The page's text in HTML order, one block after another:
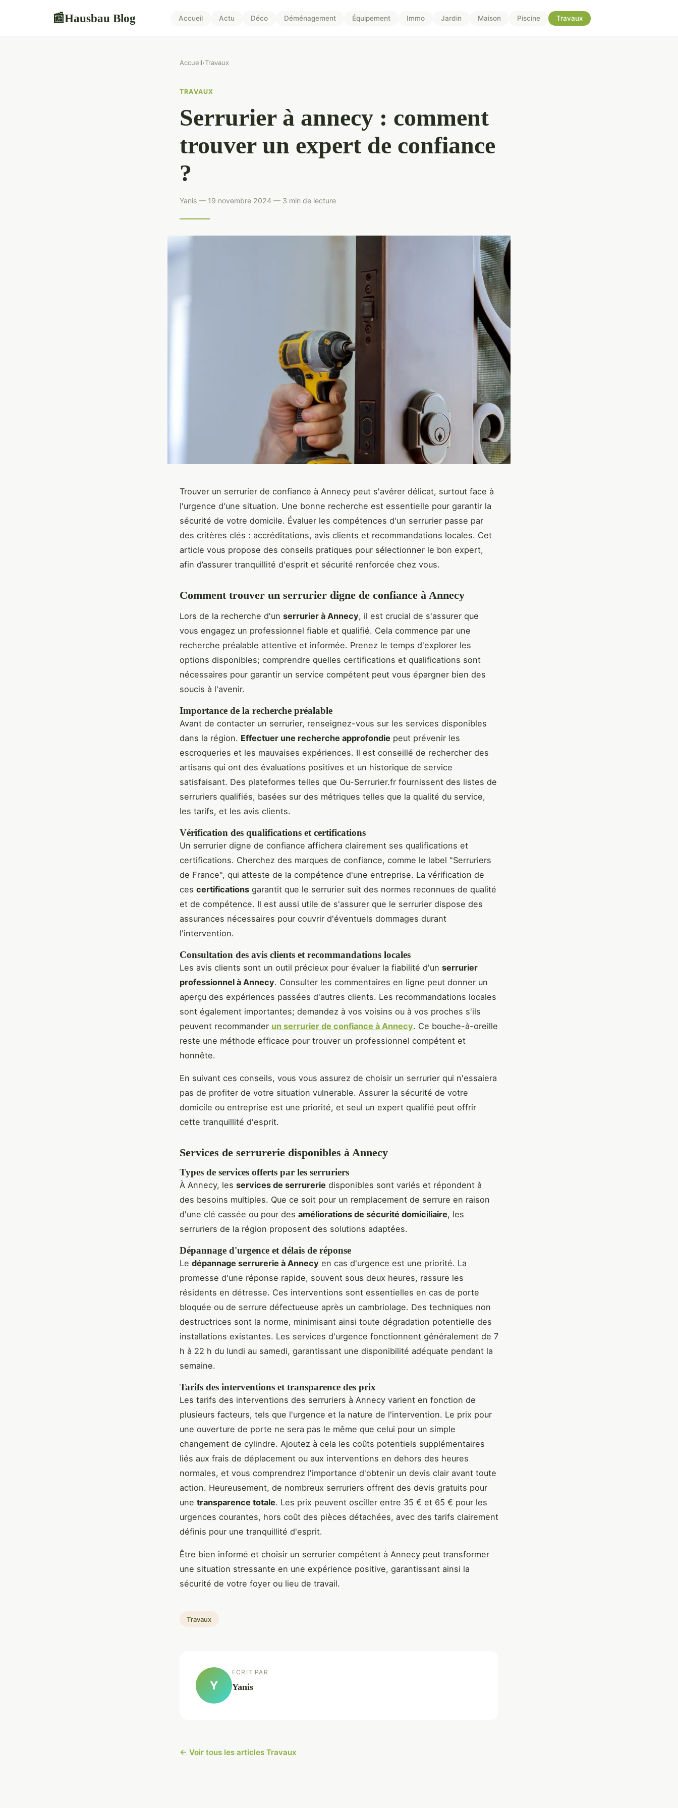
📰Hausbau Blog Accueil Actu Déco Déménagement Équipement Immo Jardin Maison Piscine Travaux
Accueil›Travaux
TRAVAUX
Serrurier à annecy : comment
trouver un expert de confiance
?
Yanis — 19 novembre 2024 — 3 min de lecture
Trouver un serrurier de confiance à Annecy peut s'avérer délicat, surtout face à
l'urgence d'une situation. Une bonne recherche est essentielle pour garantir la
sécurité de votre domicile. Évaluer les compétences d'un serrurier passe par
des critères clés : accréditations, avis clients et recommandations locales. Cet
article vous propose des conseils pratiques pour sélectionner le bon expert,
afin d’assurer tranquillité d'esprit et sécurité renforcée chez vous.
Comment trouver un serrurier digne de confiance à Annecy
Lors de la recherche d'un serrurier à Annecy, il est crucial de s'assurer que
vous engagez un professionnel fiable et qualifié. Cela commence par une
recherche préalable attentive et informée. Prenez le temps d'explorer les
options disponibles; comprendre quelles certifications et qualifications sont
nécessaires pour garantir un service compétent peut vous épargner bien des
soucis à l'avenir.
Importance de la recherche préalable
Avant de contacter un serrurier, renseignez-vous sur les services disponibles
dans la région. Effectuer une recherche approfondie peut prévenir les
escroqueries et les mauvaises expériences. Il est conseillé de rechercher des
artisans qui ont des évaluations positives et un historique de service
satisfaisant. Des plateformes telles que Ou-Serrurier.fr fournissent des listes de
serruriers qualifiés, basées sur des métriques telles que la qualité du service,
les tarifs, et les avis clients.
Vérification des qualifications et certifications
Un serrurier digne de confiance affichera clairement ses qualifications et
certifications. Cherchez des marques de confiance, comme le label "Serruriers
de France", qui atteste de la compétence d'une entreprise. La vérification de
ces certifications garantit que le serrurier suit des normes reconnues de qualité
et de compétence. Il est aussi utile de s'assurer que le serrurier dispose des
assurances nécessaires pour couvrir d'éventuels dommages durant
l'intervention.
Consultation des avis clients et recommandations locales
Les avis clients sont un outil précieux pour évaluer la fiabilité d'un serrurier
professionnel à Annecy. Consulter les commentaires en ligne peut donner un
aperçu des expériences passées d'autres clients. Les recommandations locales
sont également importantes; demandez à vos voisins ou à vos proches s'ils
peuvent recommander un serrurier de confiance à Annecy. Ce bouche-à-oreille
reste une méthode efficace pour trouver un professionnel compétent et
honnête.
En suivant ces conseils, vous vous assurez de choisir un serrurier qui n'essaiera
pas de profiter de votre situation vulnerable. Assurer la sécurité de votre
domicile ou entreprise est une priorité, et seul un expert qualifié peut offrir
cette tranquillité d'esprit.
Services de serrurerie disponibles à Annecy
Types de services offerts par les serruriers
À Annecy, les services de serrurerie disponibles sont variés et répondent à
des besoins multiples. Que ce soit pour un remplacement de serrure en raison
d'une clé cassée ou pour des améliorations de sécurité domiciliaire, les
serruriers de la région proposent des solutions adaptées.
Dépannage d'urgence et délais de réponse
Le dépannage serrurerie à Annecy en cas d'urgence est une priorité. La
promesse d'une réponse rapide, souvent sous deux heures, rassure les
résidents en détresse. Ces interventions sont essentielles en cas de porte
bloquée ou de serrure défectueuse après un cambriolage. Des techniques non
destructrices sont la norme, minimisant ainsi toute dégradation potentielle des
installations existantes. Les services d'urgence fonctionnent généralement de 7
h à 22 h du lundi au samedi, garantissant une disponibilité adéquate pendant la
semaine.
Tarifs des interventions et transparence des prix
Les tarifs des interventions des serruriers à Annecy varient en fonction de
plusieurs facteurs, tels que l'urgence et la nature de l'intervention. Le prix pour
une ouverture de porte ne sera pas le même que celui pour un simple
changement de cylindre. Ajoutez à cela les coûts potentiels supplémentaires
liés aux frais de déplacement ou aux interventions en dehors des heures
normales, et vous comprendrez l'importance d'obtenir un devis clair avant toute
action. Heureusement, de nombreux serruriers offrent des devis gratuits pour
une transparence totale. Les prix peuvent osciller entre 35 € et 65 € pour les
urgences courantes, hors coût des pièces détachées, avec des tarifs clairement
définis pour une tranquillité d'esprit.
Être bien informé et choisir un serrurier compétent à Annecy peut transformer
une situation stressante en une expérience positive, garantissant ainsi la
sécurité de votre foyer ou lieu de travail.
Travaux
Y
ECRIT PAR
Yanis
← Voir tous les articles Travaux